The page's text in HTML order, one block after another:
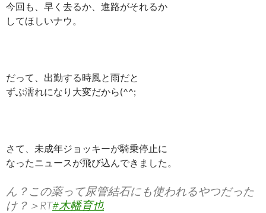
今回も、早く去るか、進路がそれるか
してほしいナウ。
だって、出勤する時風と雨だと
ずぶ濡れになり大変だから(^^;
さて、未成年ジョッキーが騎乗停止に
なったニュースが飛び込んできました。
ん？この薬って尿管結石にも使われるやつだった
け？＞RT#木幡育也